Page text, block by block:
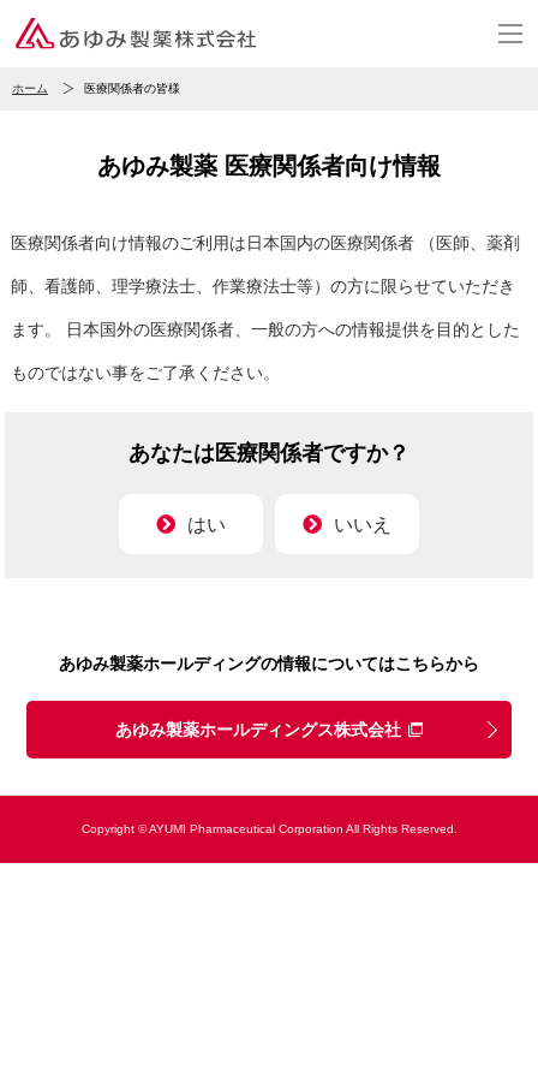
ホーム 医療関係者の皆様
あゆみ製薬 医療関係者向け情報
医療関係者向け情報のご利用は日本国内の医療関係者（医師、薬剤
師、看護師、理学療法士、作業療法士等）の方に限らせていただき
ます。 日本国外の医療関係者、一般の方への情報提供を目的とした
ものではない事をご了承ください。
あなたは医療関係者ですか？
はい いいえ
あゆみ製薬ホールディングの情報についてはこちらから
あゆみ製薬ホールディングス株式会社
Copyright © AYUMI Pharmaceutical Corporation All Rights Reserved.